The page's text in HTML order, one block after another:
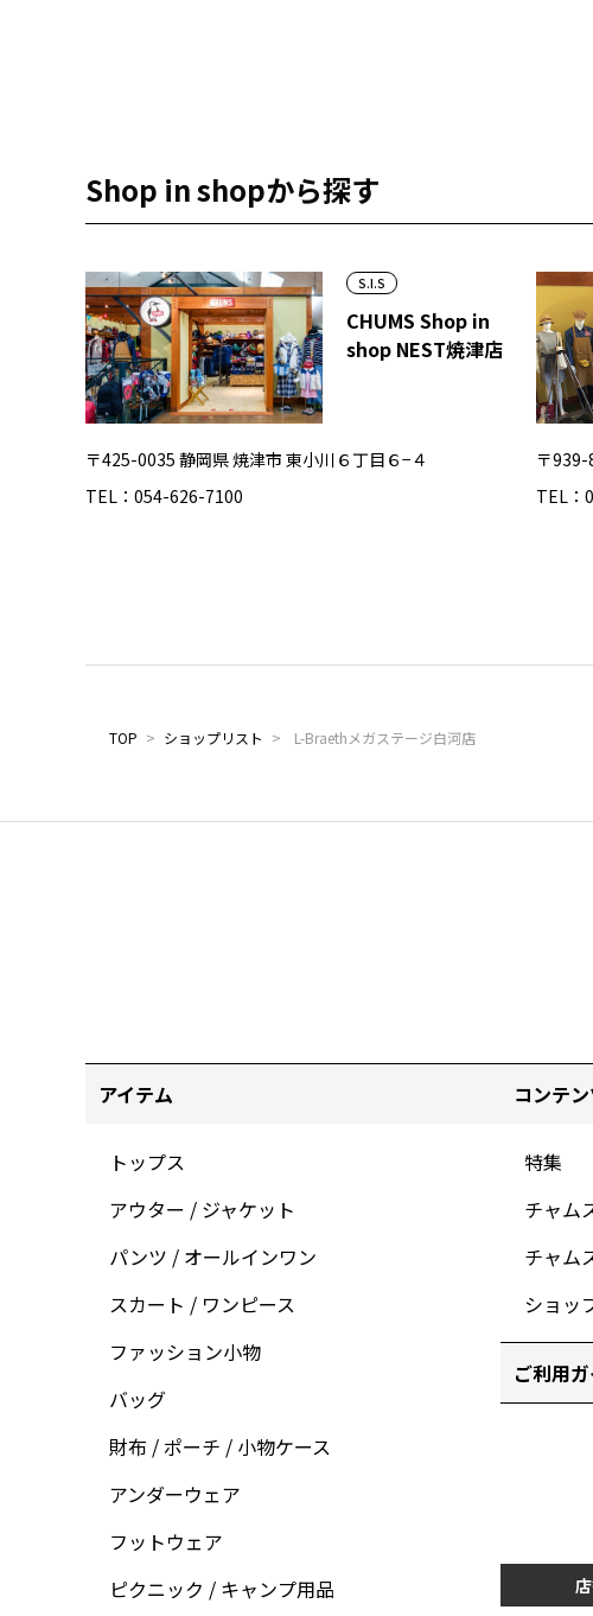
Shop in shopから探す
S.I.S
CHUMS Shop in
shop NEST焼津店
〒425-0035 静岡県 焼津市 東小川６丁目６−４
TEL：054-626-7100
〒
TEL：
TOP > ショップリスト > L-Braethメガステージ白河店
アイテム
トップス
アウター / ジャケット
パンツ / オールインワン
スカート / ワンピース
ファッション小物
バッグ
財布 / ポーチ / 小物ケース
アンダーウェア
フットウェア
ピクニック / キャンプ用品
コンテ
特集
チャム
チャム
ショッ
ご利用